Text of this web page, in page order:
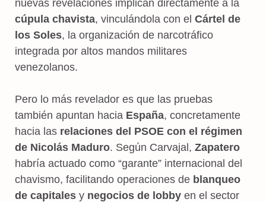
nuevas revelaciones implican directamente a la
cúpula chavista, vinculándola con el Cártel de
los Soles, la organización de narcotráfico
integrada por altos mandos militares
venezolanos.
Pero lo más revelador es que las pruebas
también apuntan hacia España, concretamente
hacia las relaciones del PSOE con el régimen
de Nicolás Maduro. Según Carvajal, Zapatero
habría actuado como “garante” internacional del
chavismo, facilitando operaciones de blanqueo
de capitales y negocios de lobby en el sector